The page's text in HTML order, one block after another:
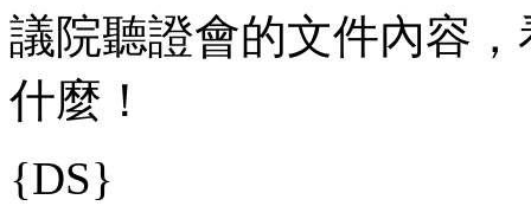
議院聽證會的文件內容
什麼！
{DS}